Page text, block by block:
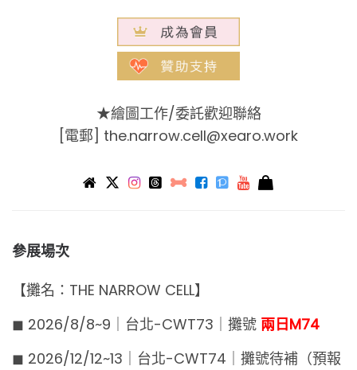
★繪圖工作/委託歡迎聯絡
[電郵] the.narrow.cell@xearo.work
參展場次
【攤名：THE NARROW CELL】
◼︎ 2026/8/8~9｜台北-CWT73｜攤號 兩日M74
◼︎ 2026/12/12~13｜台北-CWT74｜攤號待補（預報